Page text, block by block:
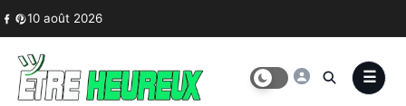
Skip to content
10 août 2026